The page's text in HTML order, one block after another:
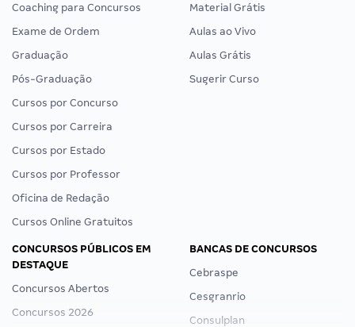
Coaching para Concursos
Exame de Ordem
Graduação
Pós-Graduação
Cursos por Concurso
Cursos por Carreira
Cursos por Estado
Cursos por Professor
Oficina de Redação
Cursos Online Gratuitos
Material Grátis
Aulas ao Vivo
Aulas Grátis
Sugerir Curso
CONCURSOS PÚBLICOS EM
DESTAQUE
Concursos Abertos
Concursos 2026
BANCAS DE CONCURSOS
Cebraspe
Cesgranrio
Consulplan